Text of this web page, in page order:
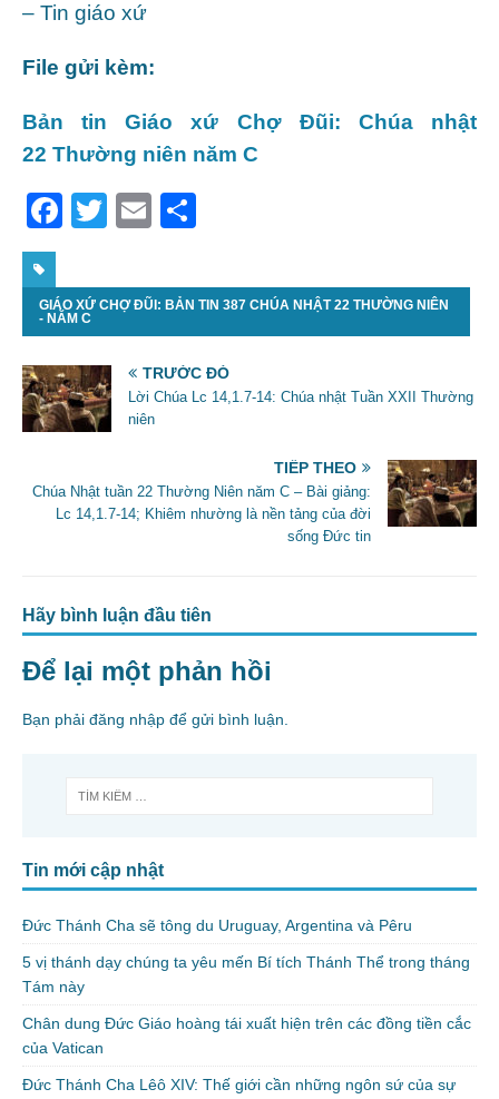
– Tin giáo xứ
File gửi kèm:
Bản tin Giáo xứ Chợ Đũi: Chúa nhật
22 Thường niên năm C
F
c
e
o
o
T
itt
er
E
ai
l
ar
e
GIÁO XỨ CHỢ ĐŨI: BẢN TIN 387 CHÚA NHẬT 22 THƯỜNG NIÊN
- NĂM C
TRƯỚC ĐÓ
Lời Chúa Lc 14,1.7-14: Chúa nhật Tuần XXII Thường
niên
TIẾP THEO
Chúa Nhật tuần 22 Thường Niên năm C – Bài giảng:
Lc 14,1.7-14; Khiêm nhường là nền tảng của đời
sống Đức tin
Hãy bình luận đầu tiên
Để lại một phản hồi
Bạn phải đăng nhập để gửi bình luận.
Tin mới cập nhật
Đức Thánh Cha sẽ tông du Uruguay, Argentina và Pêru
5 vị thánh dạy chúng ta yêu mến Bí tích Thánh Thể trong tháng
Tám này
Chân dung Đức Giáo hoàng tái xuất hiện trên các đồng tiền cắc
của Vatican
Đức Thánh Cha Lêô XIV: Thế giới cần những ngôn sứ của sự